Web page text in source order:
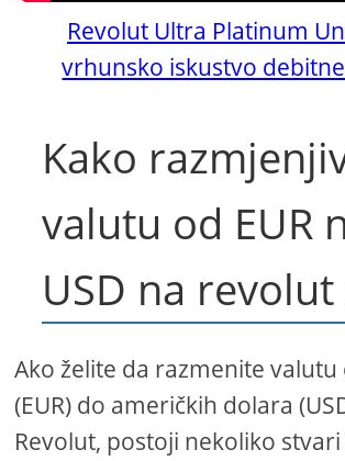
Revolut Ultra Platinum
vrhunsko iskustvo
Kako
valutu od EUR
USD na
Ako želite da razmenite valutu
(EUR) do američkih dolara
Revolut, postoji nekoliko